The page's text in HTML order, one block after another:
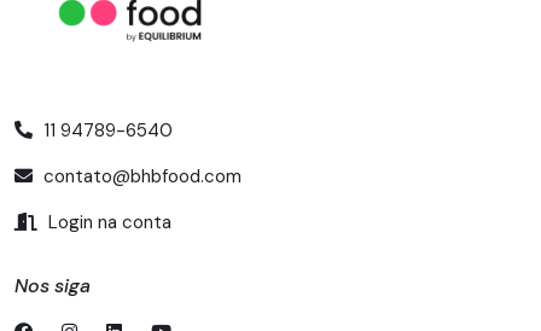
11 94789-6540
contato@bhbfood.com
Login na conta
Nos siga